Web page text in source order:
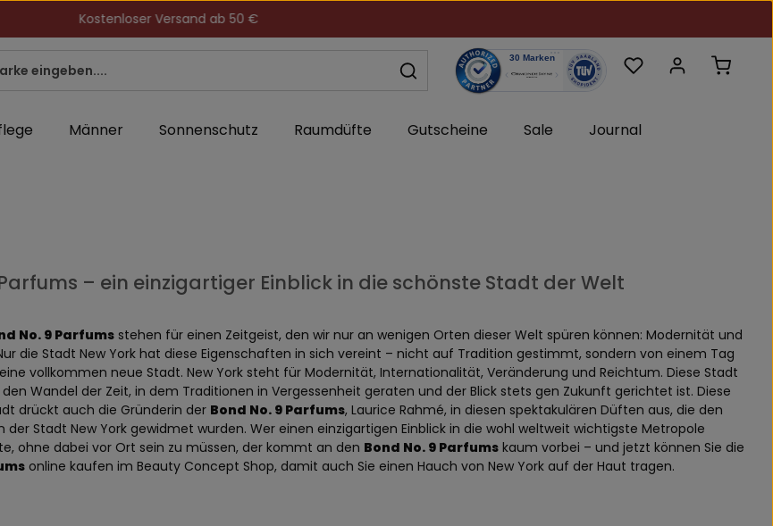
Kostenloser Versand ab 50 €
Du hast 0 Produkte
Männer Sonnenschutz Raumdüfte Gutscheine Sale Journal
– ein einzigartiger Einblick in die schönste Stadt der Welt
No. 9 Parfums stehen für einen Zeitgeist, den wir nur an wenigen Orten dieser Welt spüren können: Modernität und
die Stadt New York hat diese Eigenschaften in sich vereint – nicht auf Tradition gestimmt, sondern von einem Tag
vollkommen neue Stadt. New York steht für Modernität, Internationalität, Veränderung und Reichtum. Diese Stadt
Wandel der Zeit, in dem Traditionen in Vergessenheit geraten und der Blick stets gen Zukunft gerichtet ist. Diese
drückt auch die Gründerin der Bond No. 9 Parfums, Laurice Rahmé, in diesen spektakulären Düften aus, die den
der Stadt New York gewidmet wurden. Wer einen einzigartigen Einblick in die wohl weltweit wichtigste Metropole
ohne dabei vor Ort sein zu müssen, der kommt an den Bond No. 9 Parfums kaum vorbei – und jetzt können Sie die
online kaufen im Beauty Concept Shop, damit auch Sie einen Hauch von New York auf der Haut tragen.